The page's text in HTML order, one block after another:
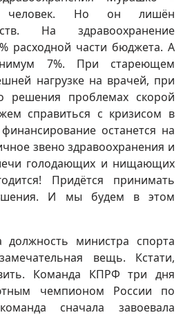
человек. Но он лишён
На здравоохранение
расходной части бюджета. А
7%. При стареющем
нагрузке на врачей, при
решения проблемах скорой
справиться с кризисом в
останется на
звено здравоохранения и
голодающих и нищающих
Придётся принимать
И мы будем в этом
министра спорта
вещь. Кстати,
Команда КПРФ три дня
чемпионом России по
сначала завоевала